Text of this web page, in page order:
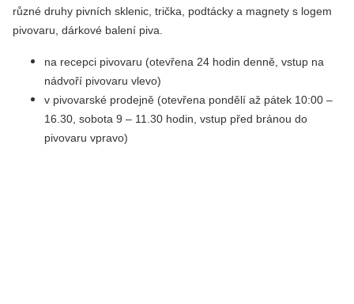
různé druhy pivních sklenic, trička, podtácky a magnety s logem
pivovaru, dárkové balení piva.
na recepci pivovaru (otevřena 24 hodin denně, vstup na
nádvoří pivovaru vlevo)
v pivovarské prodejně (otevřena pondělí až pátek 10:00 –
16.30, sobota 9 – 11.30 hodin, vstup před bránou do
pivovaru vpravo)